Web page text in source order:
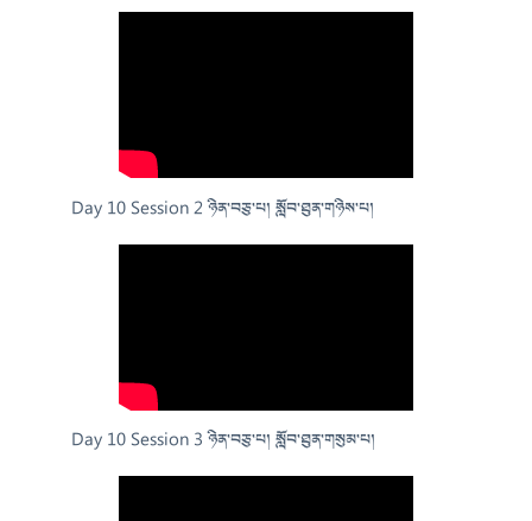
Day 10 Session 2 ཉིན་བཅུ་པ། སློབ་ཐུན་གཉིས་པ།
Day 10 Session 3 ཉིན་བཅུ་པ། སློབ་ཐུན་གསུམ་པ།